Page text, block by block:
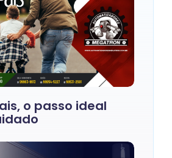
o passo ideal